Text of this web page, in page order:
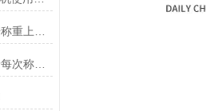
读卡记录电子秤能够自动记录每次称重的数据